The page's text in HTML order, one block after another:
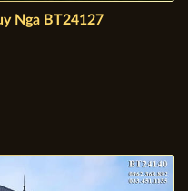
Nga BT24127